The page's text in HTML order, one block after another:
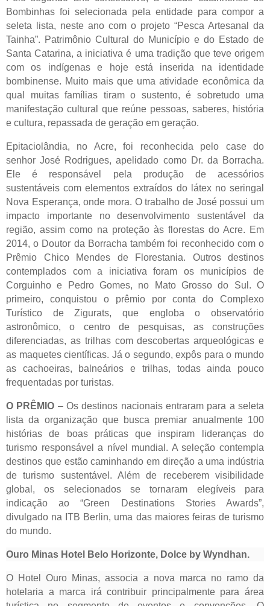
Bombinhas foi selecionada pela entidade para compor a
seleta lista, neste ano com o projeto “Pesca Artesanal da
Tainha”. Patrimônio Cultural do Município e do Estado de
Santa Catarina, a iniciativa é uma tradição que teve origem
com os indígenas e hoje está inserida na identidade
bombinense. Muito mais que uma atividade econômica da
qual muitas famílias tiram o sustento, é sobretudo uma
manifestação cultural que reúne pessoas, saberes, história
e cultura, repassada de geração em geração.
Epitaciolândia, no Acre, foi reconhecida pelo case do
senhor José Rodrigues, apelidado como Dr. da Borracha.
Ele é responsável pela produção de acessórios
sustentáveis com elementos extraídos do látex no seringal
Nova Esperança, onde mora. O trabalho de José possui um
impacto importante no desenvolvimento sustentável da
região, assim como na proteção às florestas do Acre. Em
2014, o Doutor da Borracha também foi reconhecido com o
Prêmio Chico Mendes de Florestania. Outros destinos
contemplados com a iniciativa foram os municípios de
Corguinho e Pedro Gomes, no Mato Grosso do Sul. O
primeiro, conquistou o prêmio por conta do Complexo
Turístico de Zigurats, que engloba o observatório
astronômico, o centro de pesquisas, as construções
diferenciadas, as trilhas com descobertas arqueológicas e
as maquetes científicas. Já o segundo, expôs para o mundo
as cachoeiras, balneários e trilhas, todas ainda pouco
frequentadas por turistas.
O PRÊMIO – Os destinos nacionais entraram para a seleta
lista da organização que busca premiar anualmente 100
histórias de boas práticas que inspiram lideranças do
turismo responsável a nível mundial. A seleção contempla
destinos que estão caminhando em direção a uma indústria
de turismo sustentável. Além de receberem visibilidade
global, os selecionados se tornaram elegíveis para
indicação ao “Green Destinations Stories Awards”,
divulgado na ITB Berlin, uma das maiores feiras de turismo
do mundo.
Ouro Minas Hotel Belo Horizonte, Dolce by Wyndhan.
O Hotel Ouro Minas, associa a nova marca no ramo da
hotelaria a marca irá contribuir principalmente para área